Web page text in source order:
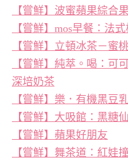
【嘗鮮】波蜜蘋果綜合
【嘗鮮】mos早餐：法
【嘗鮮】立頓冰茶－蜜
【嘗鮮】純萃。喝：可
深培奶茶
【嘗鮮】樂．有機黑豆
【嘗鮮】大吸館：黑糖
【嘗鮮】蘋果好朋友
【嘗鮮】舞茶道：紅娃